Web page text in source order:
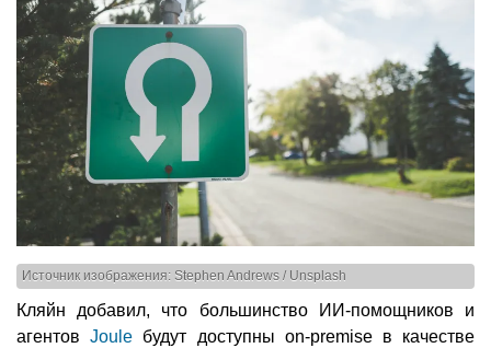
Источник изображения: Stephen Andrews / Unsplash
Кляйн добавил, что большинство ИИ-помощников и
агентовJoule будут доступны on-premise в качестве